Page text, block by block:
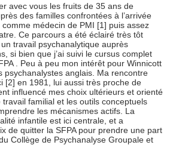
avec vous les fruits de 35 ans de
des familles confrontées à l’arrivée
comme médecin de PMI [1] puis assez
Ce parcours a été éclairé très tôt
travail psychanalytique auprès
si bien que j’ai suivi le cursus complet
. Peu à peu mon intérêt pour Winnicott
psychanalystes anglais. Ma rencontre
[2] en 1981, lui aussi très proche de
influencé mes choix ultérieurs et orienté
familial et les outils conceptuels
les mécanismes actifs. La
infantile est ici centrale, et a
de quitter la SFPA pour prendre une part
Collège de Psychanalyse Groupale et